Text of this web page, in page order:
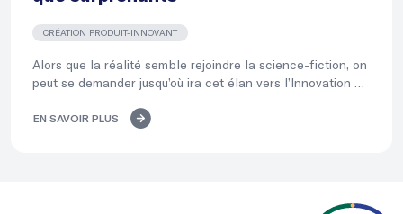
CRÉATION PRODUIT-INNOVANT
Alors que la réalité semble rejoindre la science-fiction, on
peut se demander jusqu’où ira cet élan vers l’Innovation qui
EN SAVOIR PLUS